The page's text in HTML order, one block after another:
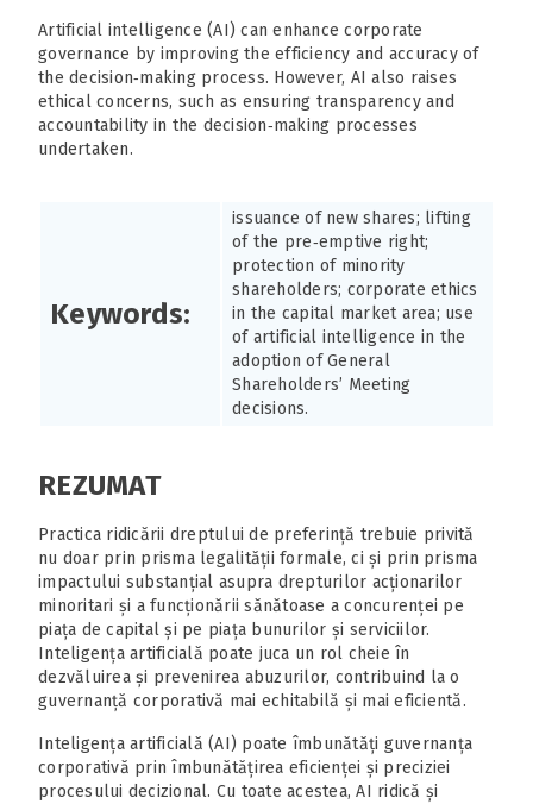
Artificial intelligence (AI) can enhance corporate
governance by improving the efficiency and accuracy of
the decision‑making process. However, AI also raises
ethical concerns, such as ensuring transparency and
accountability in the decision‑making processes
undertaken.
Keywords:
issuance of new shares; lifting
of the pre‑emptive right;
protection of minority
shareholders; corporate ethics
in the capital market area; use
of artificial intelligence in the
adoption of General
Shareholders’ Meeting
decisions.
REZUMAT
Practica ridicării dreptului de preferință trebuie privită
nu doar prin prisma legalității formale, ci și prin prisma
impactului substanțial asupra drepturilor acționarilor
minoritari și a funcționării sănătoase a concurenței pe
piața de capital și pe piața bunurilor și serviciilor.
Inteligența artificială poate juca un rol cheie în
dezvăluirea și prevenirea abuzurilor, contribuind la o
guvernanță corporativă mai echitabilă și mai eficientă.
Inteligența artificială (AI) poate îmbunătăți guvernanța
corporativă prin îmbunătățirea eficienței și preciziei
procesului decizional. Cu toate acestea, AI ridică și